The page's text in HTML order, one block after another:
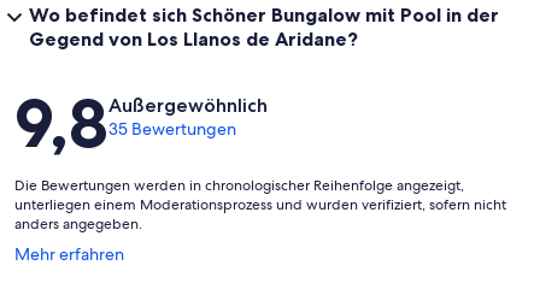
Wo befindet sich Schöner Bungalow mit Pool in der
Gegend von Los Llanos de Aridane?
Bewertungen
9,8Außergewöhnlich
35 Bewertungen
Die Bewertungen werden in chronologischer Reihenfolge angezeigt,
unterliegen einem Moderationsprozess und wurden verifiziert, sofern nicht
anders angegeben.
Mehr erfahren
Wird